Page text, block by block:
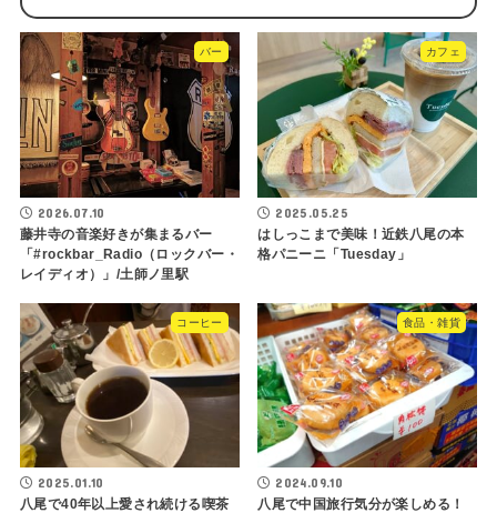
バー
2026.07.10
藤井寺の音楽好きが集まるバー
「#rockbar_Radio（ロックバー・
レイディオ）」/土師ノ里駅
カフェ
2025.05.25
はしっこまで美味！近鉄八尾の本
格パニーニ「Tuesday」
コーヒー
2025.01.10
八尾で40年以上愛され続ける喫茶
食品・雑貨
2024.09.10
八尾で中国旅行気分が楽しめる！